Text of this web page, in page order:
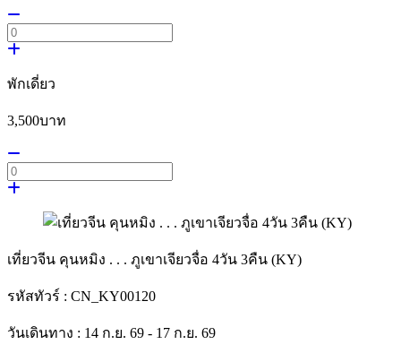
พักเดี่ยว
3,500บาท
เที่ยวจีน คุนหมิง . . . ภูเขาเจียวจื่อ 4วัน 3คืน (KY)
รหัสทัวร์ : CN_KY00120
วันเดินทาง : 14 ก.ย. 69 - 17 ก.ย. 69